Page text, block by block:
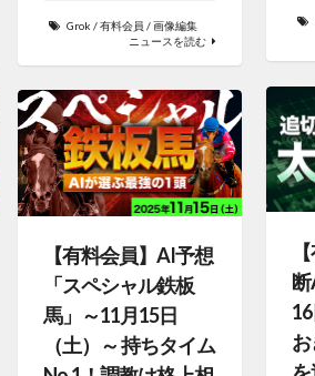
Grok /有料会員 /画像編集
ニュースを読む
【有料会員】AI予想
「スペシャル鉄板
馬」～11月15日
（土）～ 持ちタイム